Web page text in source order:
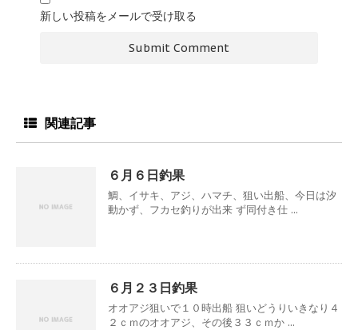
新しい投稿をメールで受け取る
関連記事
６月６日釣果
鯛、イサキ、アジ、ハマチ、狙い出船、今日は汐
動かず、フカセ釣りが出来 ず同付き仕 ...
６月２３日釣果
オオアジ狙いで１０時出船 狙いどうりいきなり４
２ｃｍのオオアジ、その後３３ｃｍか ...